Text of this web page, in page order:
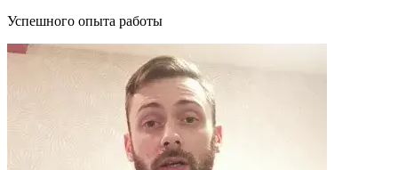
Успешного опыта работы